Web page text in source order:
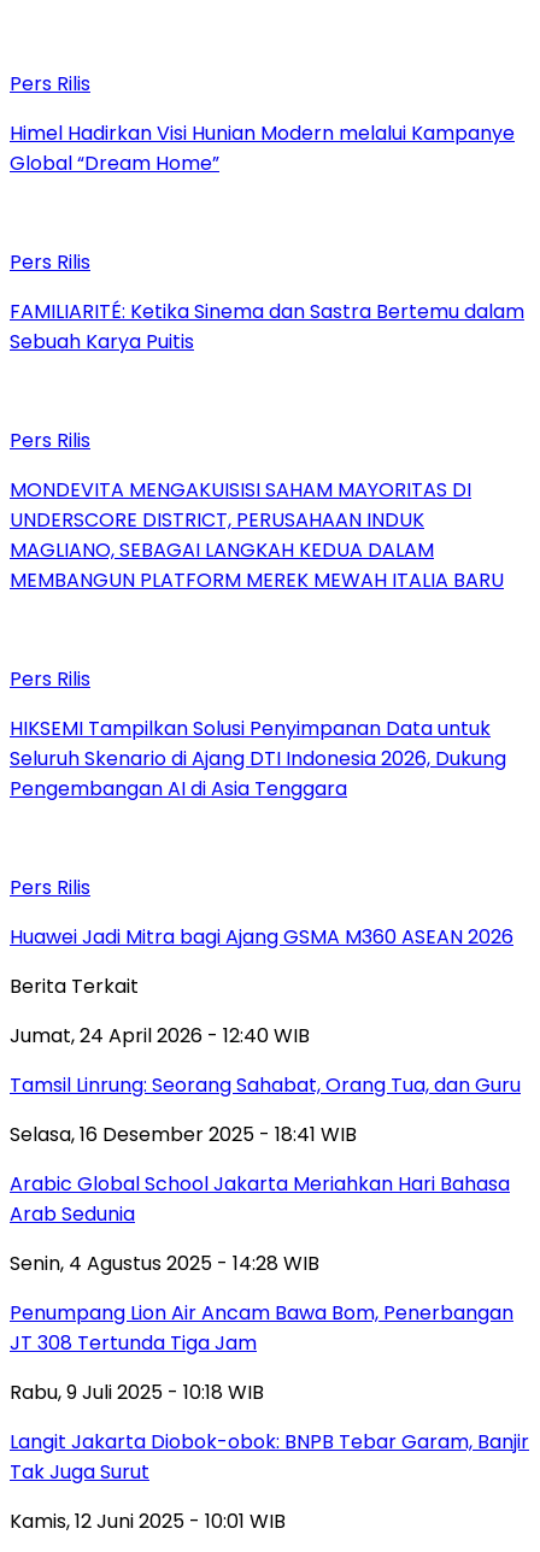
Pers Rilis
Himel Hadirkan Visi Hunian Modern melalui Kampanye
Global “Dream Home”
Pers Rilis
FAMILIARITÉ: Ketika Sinema dan Sastra Bertemu dalam
Sebuah Karya Puitis
Pers Rilis
MONDEVITA MENGAKUISISI SAHAM MAYORITAS DI
UNDERSCORE DISTRICT, PERUSAHAAN INDUK
MAGLIANO, SEBAGAI LANGKAH KEDUA DALAM
MEMBANGUN PLATFORM MEREK MEWAH ITALIA BARU
Pers Rilis
HIKSEMI Tampilkan Solusi Penyimpanan Data untuk
Seluruh Skenario di Ajang DTI Indonesia 2026, Dukung
Pengembangan AI di Asia Tenggara
Pers Rilis
Huawei Jadi Mitra bagi Ajang GSMA M360 ASEAN 2026
Berita Terkait
Jumat, 24 April 2026 - 12:40 WIB
Tamsil Linrung: Seorang Sahabat, Orang Tua, dan Guru
Selasa, 16 Desember 2025 - 18:41 WIB
Arabic Global School Jakarta Meriahkan Hari Bahasa
Arab Sedunia
Senin, 4 Agustus 2025 - 14:28 WIB
Penumpang Lion Air Ancam Bawa Bom, Penerbangan
JT 308 Tertunda Tiga Jam
Rabu, 9 Juli 2025 - 10:18 WIB
Langit Jakarta Diobok-obok: BNPB Tebar Garam, Banjir
Tak Juga Surut
Kamis, 12 Juni 2025 - 10:01 WIB